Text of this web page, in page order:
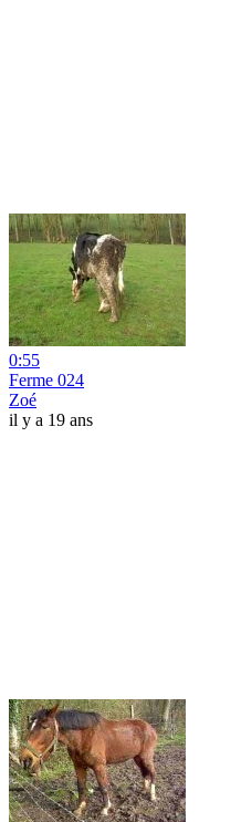
0:55
Ferme 024
Zoé
il y a 19 ans